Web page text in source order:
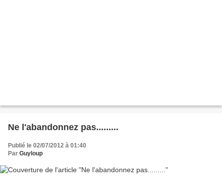
Ne l'abandonnez pas.........
Publié le 02/07/2012 à 01:40
Par Guyloup